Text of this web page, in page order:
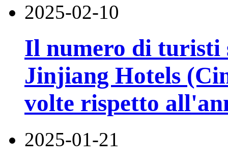
2025-02-10
Il numero di
Jinjiang Hotels
volte rispetto
2025-01-21